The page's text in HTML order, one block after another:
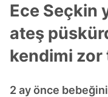
Ece Seçkin
ateş
kendimi
2 ay önce